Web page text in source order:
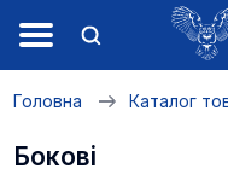
Головна Каталог
Бокові